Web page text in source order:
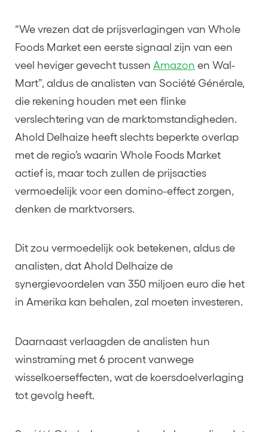
“We vrezen dat de prijsverlagingen van Whole
Foods Market een eerste signaal zijn van een
veel heviger gevecht tussen Amazon en Wal-
Mart”, aldus de analisten van Société Générale,
die rekening houden met een flinke
verslechtering van de marktomstandigheden.
Ahold Delhaize heeft slechts beperkte overlap
met de regio’s waarin Whole Foods Market
actief is, maar toch zullen de prijsacties
vermoedelijk voor een domino-effect zorgen,
denken de marktvorsers.
Dit zou vermoedelijk ook betekenen, aldus de
analisten, dat Ahold Delhaize de
synergievoordelen van 350 miljoen euro die het
in Amerika kan behalen, zal moeten investeren.
Daarnaast verlaagden de analisten hun
winstraming met 6 procent vanwege
wisselkoerseffecten, wat de koersdoelverlaging
tot gevolg heeft.